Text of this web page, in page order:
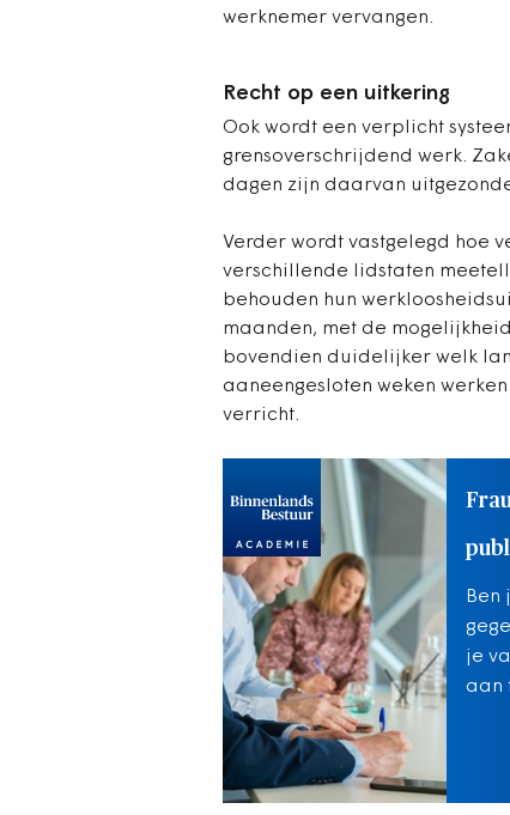
werknemer vervangen.
Recht op een uitkering
Ook wordt een verplicht
grensoverschrijdend werk.
dagen zijn daarvan
Verder wordt vastgelegd hoe
verschillende lidstaten
behouden hun
maanden, met de
bovendien duidelijker welk
aaneengesloten weken
verricht.
je
aan